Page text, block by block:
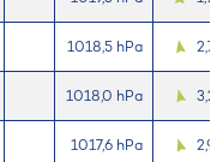
1018,5 hPa 2,7
1018,0 hPa 3,2
1017,6 hPa 2,9